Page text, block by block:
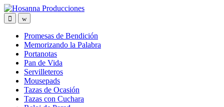
Skip
to
navigation
Skip
to
content
Promesas de Bendición
Memorizando la Palabra
Portanotas
Pan de Vida
Servilleteros
Mousepads
Tazas de Ocasión
Tazas con Cuchara